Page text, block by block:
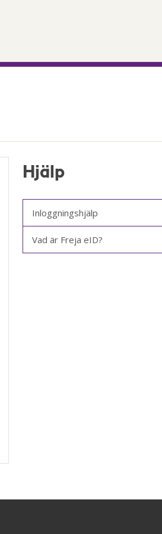
Hjälp
Inloggningshjälp
Vad är Freja eID?